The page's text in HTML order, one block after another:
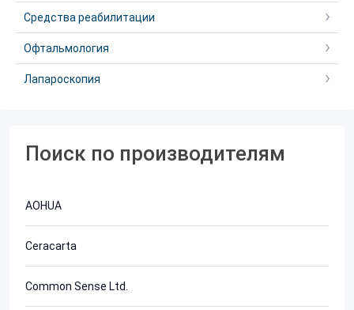
Средства реабилитации
Офтальмология
Лапароскопия
Поиск по производителям
AOHUA
Ceracarta
Common Sense Ltd.